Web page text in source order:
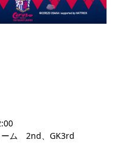
ーム　2nd、GK3rd